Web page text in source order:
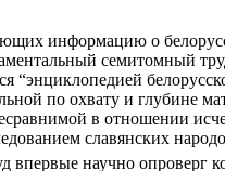
информацию о
семитомный
“энциклопедией
по охвату и глубине
в отношении
славянских
впервые научно опроверг